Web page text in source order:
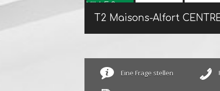
T2 Maisons-Alfort
Eine Frage stellen